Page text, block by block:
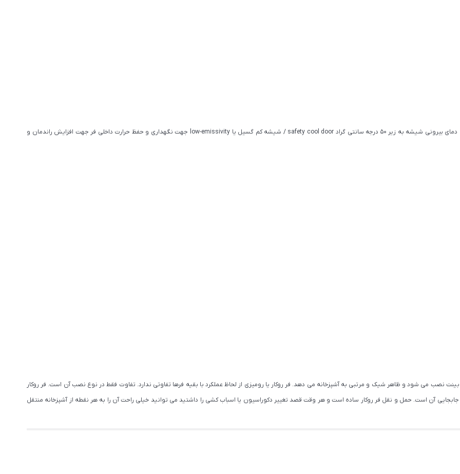
لعاب داخلی از EASY TO CLEAN جهت پایین آوردن دمای بیرونی شیشه به زیر ۵۰ درجه سانتی گراد safety cool door / شیشه کم گسیل یا low-emissivity جهت نگهداری و حفظ حرارت داخلی فر جهت افزایش راندمان و
نصب می شود و ظاهر شیک و مرتبی به آشپزخانه می دهد. فر روکار یا رومیزی از لحاظ عملکرد با بقیه فرها تفاوتی ندارد. تفاوت فقط در نوع نصب آن است. فر روکار
جابجایی آن است. حمل و نقل فر روکار ساده است و هر وقت قصد تغییر دکوراسیون یا اسباب کشی را داشتید می توانید خیلی راحت آن را به هر نقطه از آشپزخانه منتقل